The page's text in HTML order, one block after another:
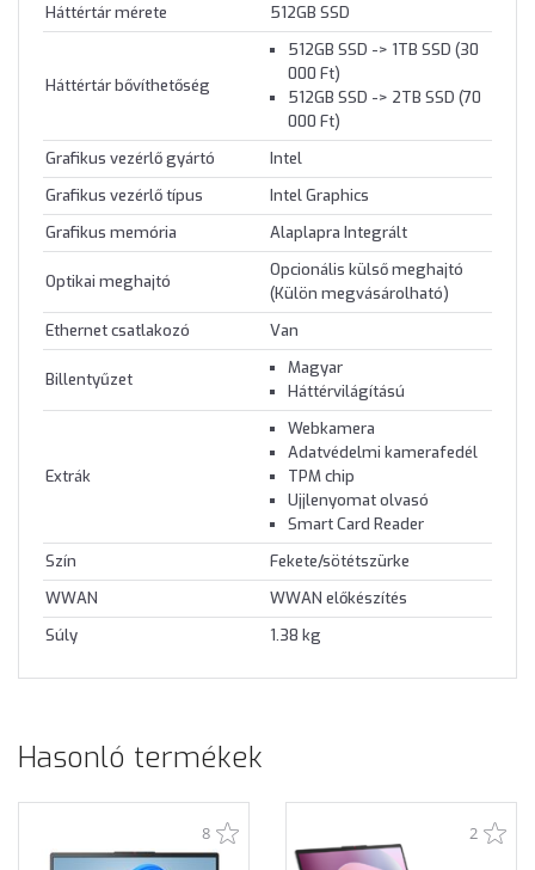
Háttértár mérete
512GB SSD
Háttértár bővíthetőség
512GB SSD -> 1TB SSD (30
000 Ft)
512GB SSD -> 2TB SSD (70
000 Ft)
Grafikus vezérlő gyártó
Intel
Grafikus vezérlő típus
Intel Graphics
Grafikus memória
Alaplapra Integrált
Optikai meghajtó
Opcionális külső meghajtó
(Külön megvásárolható)
Ethernet csatlakozó
Van
Billentyűzet
Magyar
Háttérvilágítású
Extrák
Webkamera
Adatvédelmi kamerafedél
TPM chip
Ujjlenyomat olvasó
Smart Card Reader
Szín
Fekete/sötétszürke
WWAN
WWAN előkészítés
Súly
1.38 kg
Hasonló termékek
8 2